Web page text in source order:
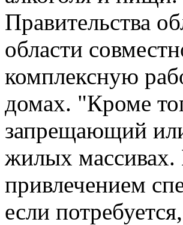
Правительства
области
комплексную
домах. "Кроме
запрещающий
жилых массивах.
привлечением
если